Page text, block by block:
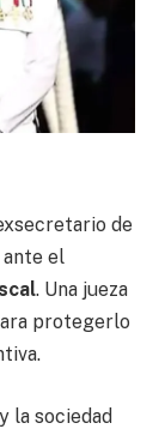
de
ante el
. Una jueza
protegerlo
la sociedad